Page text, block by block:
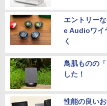
エントリー
e Audioワイ
く
鳥肌ものの
した！
性能の良い